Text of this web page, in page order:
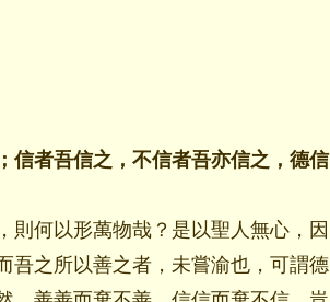
信者吾信之，不信者吾亦信之，德信
則何以形萬物哉？是以聖人無心，因
吾之所以善之者，未嘗渝也，可謂德